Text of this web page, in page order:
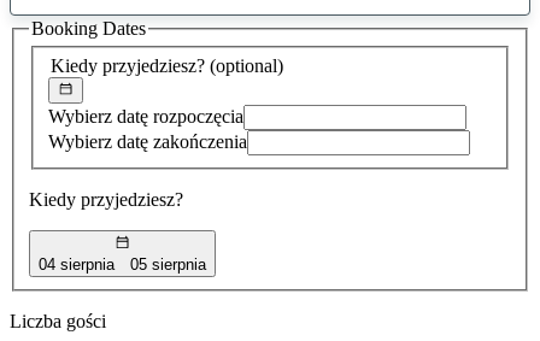
sugestia
została
znaleziona
Kiedy przyjedziesz? (optional)
Wybierz datę rozpoczęcia
Wybierz datę zakończenia
Kiedy przyjedziesz?
04 sierpnia 05 sierpnia
Booking Dates
Liczba gości